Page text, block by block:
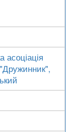
асоціація